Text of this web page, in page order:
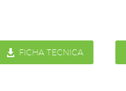
 FICHA TECNICA
Estas
cookies no
son